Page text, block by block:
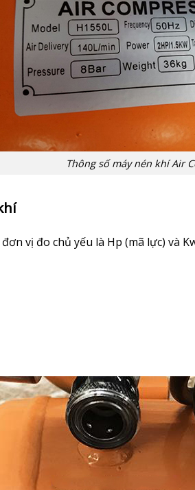
Thông số máy nén khí Air
vị đo chủ yếu là Hp (mã lực) và